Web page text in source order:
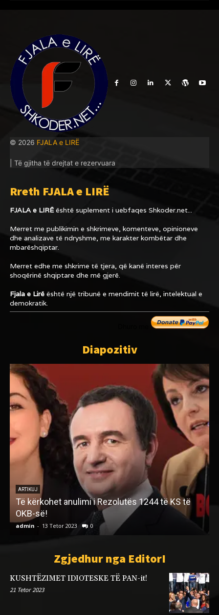
© 2026 FJALA e LIRË
| Të gjitha të drejtat e rezervuara
Rreth FJALA e LIRË
FJALA e LIRËështë suplement i uebfaqes Shkoder.net...
Merret me publikimin e shkrimeve, komenteve, opinioneve
dhe analizave të ndryshme, me karakter kombëtar dhe
mbarëshqiptar.
Merret edhe me shkrime të tjera, që kanë interes për
shoqërinë shqiptare dhe më gjerë.
Fjala e Lirë është një tribunë e mendimit të lirë, intelektual e
demokratik.
Diapozitiv
ARTIKUJ
MINESOTA E MINNEAPOLIS VENDE TË
LIQENEVE DHE FITZGERALD-it
admin - 4 Dhjetor 2024
Zgjedhur nga EditorI
KUSHTËZIMET IDIOTESKE TË PAN-it!
21 Tetor 2023